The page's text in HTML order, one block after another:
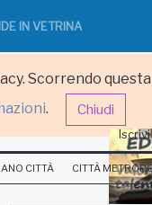
Scorrendo questa
. Chiudi
IN VETRINA
CITTÀ CITTÀ